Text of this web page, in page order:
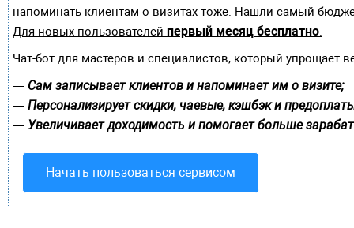
напоминать клиентам о визитах тоже. Нашли самый
Для новых пользователей первый месяц бесплатно.
Чат-бот для мастеров и специалистов, который упрощает
— Сам записывает клиентов и напоминает им о визите;
— Персонализирует скидки, чаевые, кэшбэк и
— Увеличивает доходимость и помогает больше
Начать пользоваться сервисом